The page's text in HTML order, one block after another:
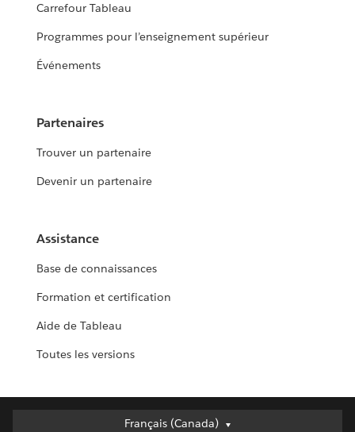
Carrefour Tableau
Programmes pour l’enseignement supérieur
Événements
Partenaires
Trouver un partenaire
Devenir un partenaire
Assistance
Base de connaissances
Formation et certification
Aide de Tableau
Toutes les versions
Français (Canada)
Français (Canada)